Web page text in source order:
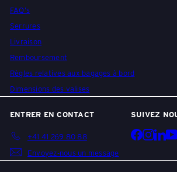
FAQ's
Serrures
Livraison
Remboursement
Règles relatives aux bagages à bord
Dimensions des valises
ENTRER EN CONTACT
+41 41 269 80 88
Envoyez-nous un message
SUIVEZ
Facebook